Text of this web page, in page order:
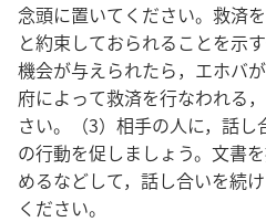
念頭に置いてください。救済
と約束しておられることを示
機会が与えられたら，エホバ
府によって救済を行なわれる
さい。（3）相手の人に，話
の行動を促しましょう。文書
めるなどして，話し合いを続
ください。